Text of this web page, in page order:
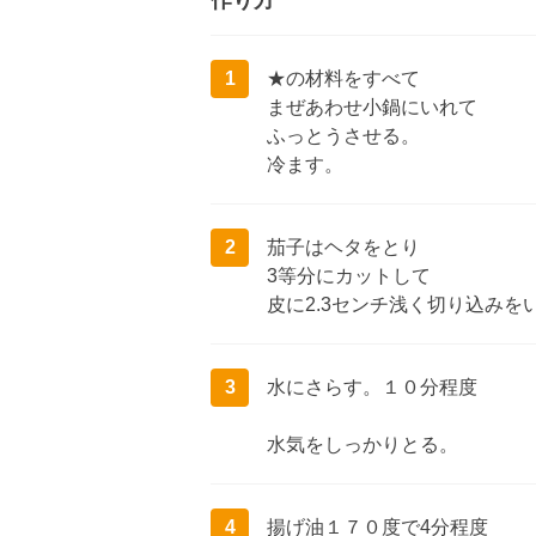
1
★の材料をすべて
まぜあわせ小鍋にいれて
ふっとうさせる。
冷ます。
2
茄子はヘタをとり
3等分にカットして
皮に2.3センチ浅く切り込みを
3 水にさらす。１０分程度
水気をしっかりとる。
4 揚げ油１７０度で4分程度